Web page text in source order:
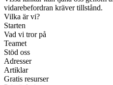
vidarebefordran kräver tillstånd.
Vilka är vi?
Starten
Vad vi tror på
Teamet
Stöd oss
Adresser
Artiklar
Gratis resurser